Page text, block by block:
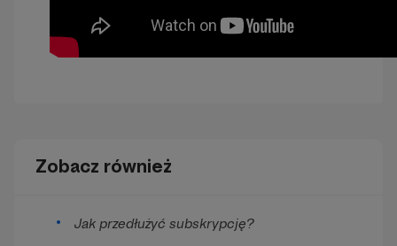
Zobacz również
Jak przedłużyć subskrypcję?